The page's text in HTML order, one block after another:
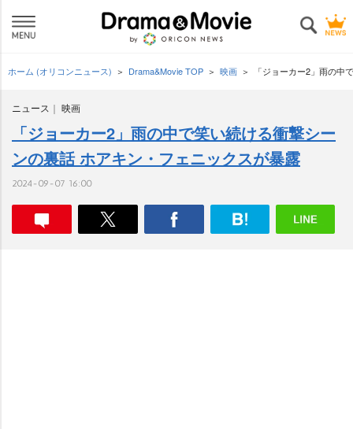
ホーム (オリコンニュース) Drama&Movie TOP 映画 「ジョーカー2」雨の中
ニュース 映画
「ジョーカー2」雨の中で笑い続ける衝撃シー
ンの裏話 ホアキン・フェニックスが暴露
2024-09-07 16:00